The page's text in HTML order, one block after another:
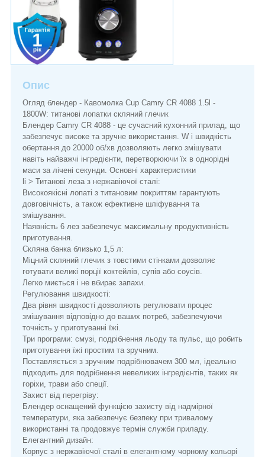
Опис
Огляд блендер - Кавомолка Cup Camry CR 4088 1.5l -
1800W: титанові лопатки скляний глечик
Блендер Camry CR 4088 - це сучасний кухонний прилад, що
забезпечує високе та зручне використання. W і швидкість
обертання до 20000 об/хв дозволяють легко змішувати
навіть найважчі інгредієнти, перетворюючи їх в однорідні
маси за лічені секунди. Основні характеристики
li > Титанові леза з нержавіючої сталі:
Високоякісні лопаті з титановим покриттям гарантують
довговічність, а також ефективне шліфування та
змішування.
Наявність 6 лез забезпечує максимальну продуктивність
приготування.
Скляна банка близько 1,5 л:
Міцний скляний глечик з товстими стінками дозволяє
готувати великі порції коктейлів, супів або соусів.
Легко миється і не вбирає запахи.
Регулювання швидкості:
Два рівня швидкості дозволяють регулювати процес
змішування відповідно до ваших потреб, забезпечуючи
точність у приготуванні їжі.
Три програми: смузі, подрібнення льоду та пульс, що робить
приготування їжі простим та зручним.
Поставляється з зручним подрібнювачем 300 мл, ідеально
підходить для подрібнення невеликих інгредієнтів, таких як
горіхи, трави або спеції.
Захист від перегріву:
Блендер оснащений функцією захисту від надмірної
температури, яка забезпечує безпеку при тривалому
використанні та продовжує термін служби приладу.
Елегантний дизайн:
Корпус з нержавіючої сталі в елегантному чорному кольорі